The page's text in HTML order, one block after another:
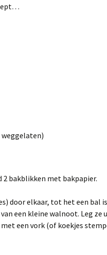
weggelaten)
2 bakblikken met bakpapier.
door elkaar, tot het een bal
een kleine walnoot. Leg ze
een vork (of koekjes